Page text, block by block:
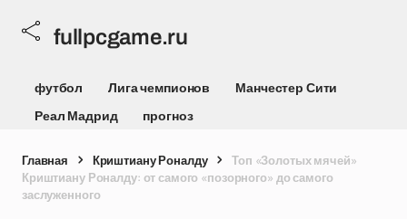
fullpcgame.ru
футбол Лига чемпионов
Манчестер Сити
Реал Мадрид
прогноз
Главная Криштиану Роналду
Топ «Золотых мячей»
Криштиану Роналду: от самого «позорного» до самого
заслуженного